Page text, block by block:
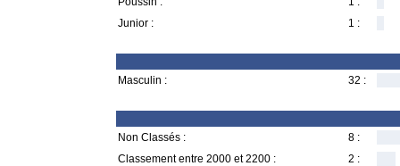
Junior :
1 :
Masculin : 32 :
Non Classés :
8 :
Classement entre 2000 et 2200 :
2 :